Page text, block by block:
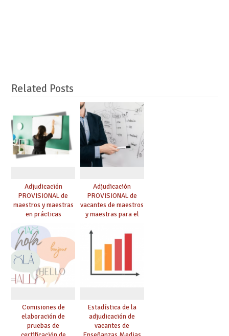
Related Posts
Adjudicación
PROVISIONAL de
maestros y maestras
en prácticas
Adjudicación
PROVISIONAL de
vacantes de maestros
y maestras para el
Comisiones de
elaboración de
pruebas de
Estadística de la
adjudicación de
vacantes de